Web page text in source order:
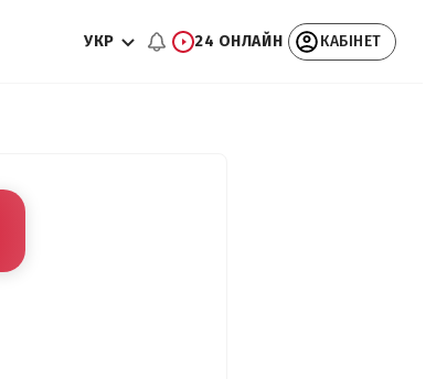
УКР 24 ОНЛАЙН КАБІНЕТ